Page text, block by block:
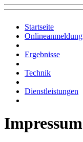
Startseite
Onlineanmeldung
Ergebnisse
Technik
Dienstleistungen
Impressum